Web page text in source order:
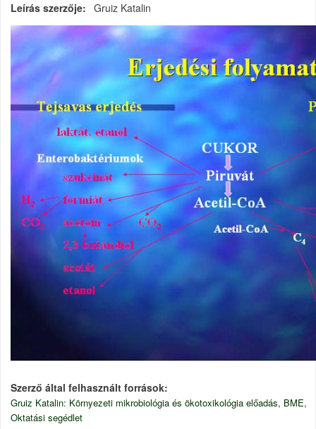
Leírás szerzője
Gruiz Katalin
Szerző által felhasznált források
Gruiz Katalin: Környezeti mikrobiológia és ökotoxikológia előadás, BME,
Oktatási segédlet